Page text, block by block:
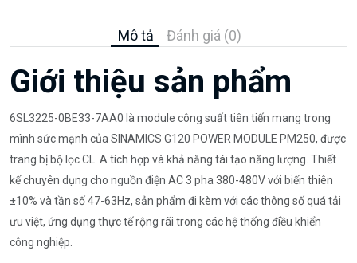
Mô tả Đánh giá (0)
Giới thiệu sản phẩm
6SL3225-0BE33-7AA0 là module công suất tiên tiến mang trong
mình sức mạnh của SINAMICS G120 POWER MODULE PM250, được
trang bị bộ lọc CL. A tích hợp và khả năng tái tạo năng lượng. Thiết
kế chuyên dụng cho nguồn điện AC 3 pha 380-480V với biến thiên
±10% và tần số 47-63Hz, sản phẩm đi kèm với các thông số quá tải
ưu việt, ứng dụng thực tế rộng rãi trong các hệ thống điều khiển
công nghiệp.